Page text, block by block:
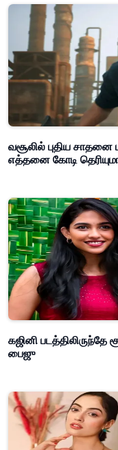
வசூலில் புதிய
எத்தனை கோடி
கஜினி படத்திலிருந்தே
பைஜு